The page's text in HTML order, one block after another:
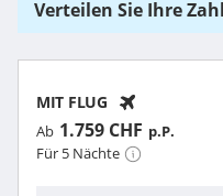
Verteilen Sie Ihre
MIT FLUG
Ab 1.759 CHF p.P.
Für 5 Nächte